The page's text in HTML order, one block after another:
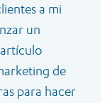
a mi
un
artículo
de
para hacer